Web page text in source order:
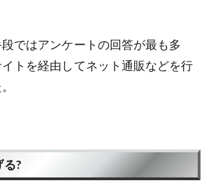
ではアンケートの回答が最も多
トを経由してネット通販などを行
?